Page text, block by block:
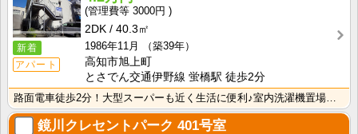
新着
アパート
3000円
2DK
40.3㎡
1986年11月
（築39年）
高知市旭上町
とさでん交通伊野線 蛍橋駅 徒歩2分
路面電車徒歩2分！大型スーパーも近く生活に便利♪室内洗濯機置場で冬でもお洗濯快適！ シャンプードレッ･･･
鏡川クレセントパーク 401号室